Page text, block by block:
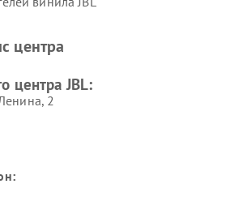
центра
центра JBL:
2